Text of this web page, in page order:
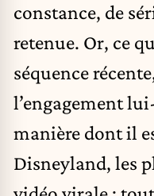
constance, de
retenue. Or, ce
séquence
l’engagement
manière dont il
Disneyland, les